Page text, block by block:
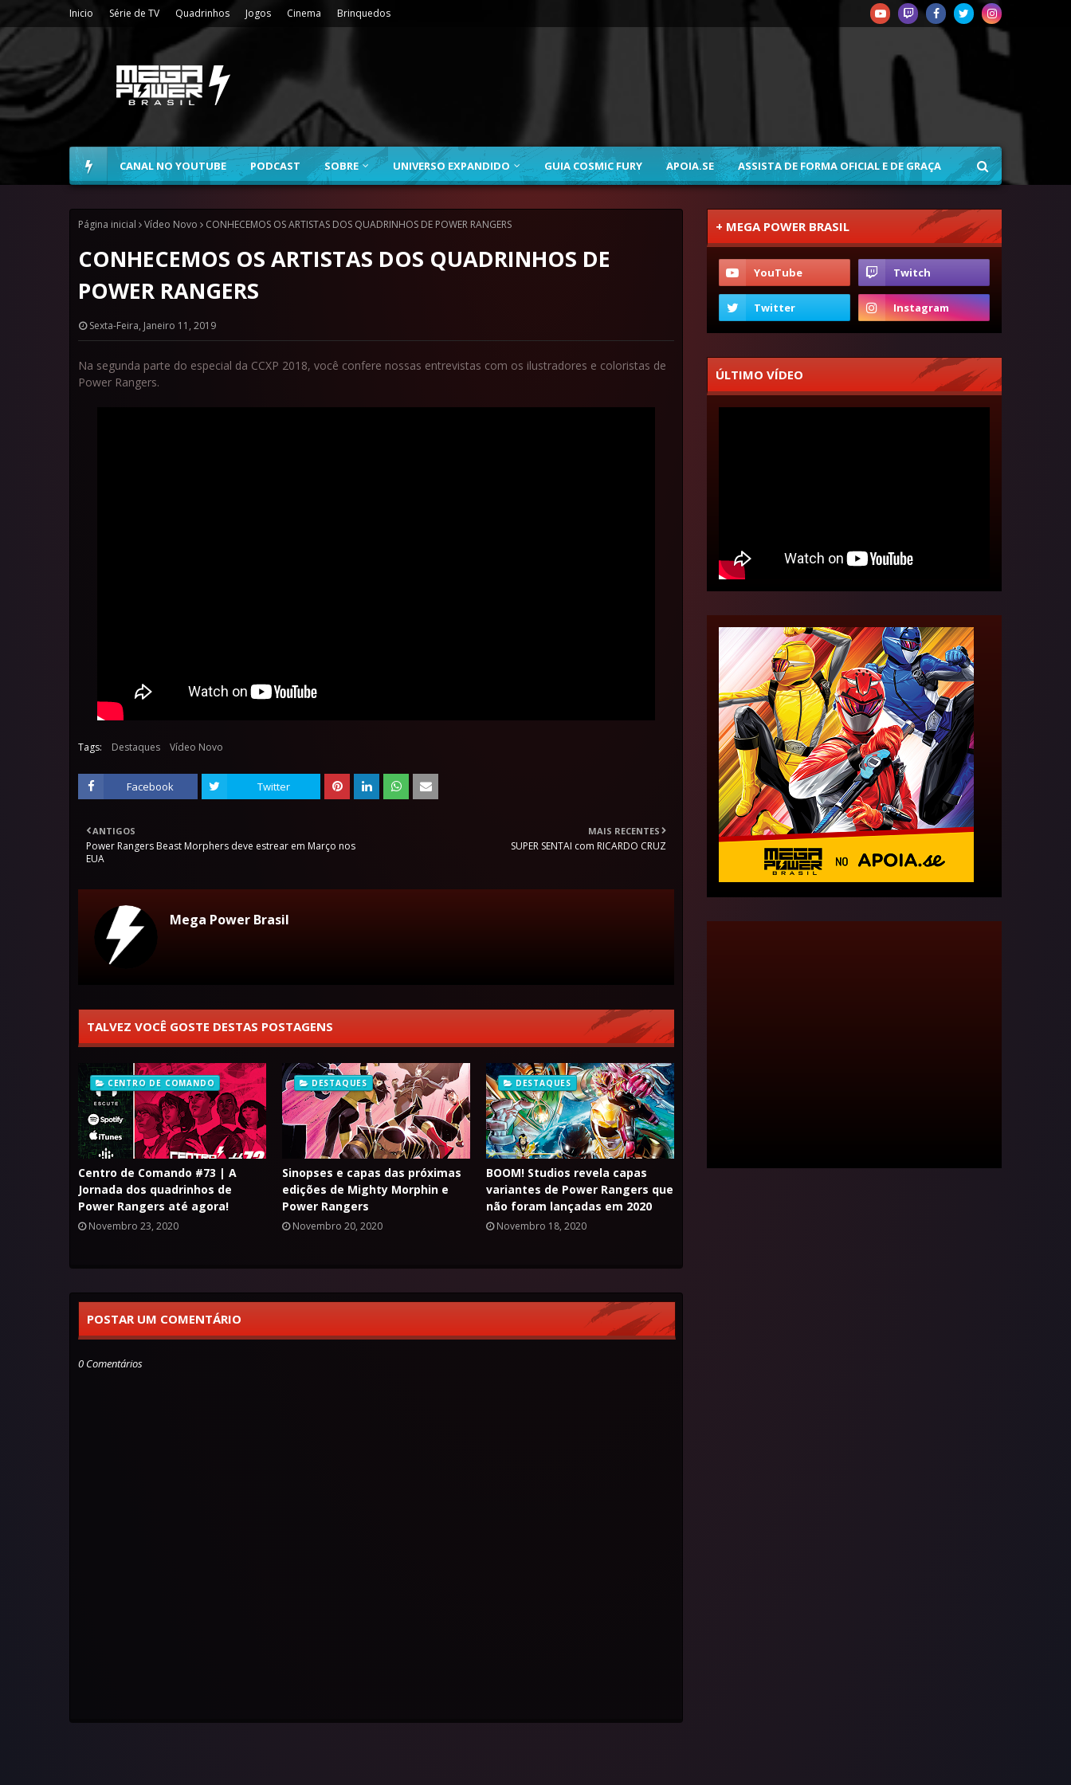
Inicio Série de TV Quadrinhos Jogos Cinema Brinquedos
CANAL NO YOUTUBE PODCAST SOBRE UNIVERSO EXPANDIDO GUIA COSMIC FURY APOIA.SE ASSISTA DE FORMA OFICIAL E DE GRAÇA
Página inicial Vídeo Novo CONHECEMOS OS ARTISTAS DOS QUADRINHOS DE POWER RANGERS
CONHECEMOS OS ARTISTAS DOS QUADRINHOS DE
POWER RANGERS
Sexta-Feira, Janeiro 11, 2019
Na segunda parte do especial da CCXP 2018, você confere nossas entrevistas com os ilustradores e coloristas de
Power Rangers.
Tags: Destaques Vídeo Novo
Facebook Twitter
MAIS RECENTES
SUPER SENTAI com RICARDO CRUZ
ANTIGOS
Power Rangers Beast Morphers deve estrear em Março nos
EUA
Mega Power Brasil
TALVEZ VOCÊ GOSTE DESTAS POSTAGENS
CENTRO DE COMANDO
Centro de Comando #73 | A
Jornada dos quadrinhos de
Power Rangers até agora!
Novembro 23, 2020
DESTAQUES
Sinopses e capas das próximas
edições de Mighty Morphin e
Power Rangers
Novembro 20, 2020
DESTAQUES
BOOM! Studios revela capas
variantes de Power Rangers que
não foram lançadas em 2020
Novembro 18, 2020
POSTAR UM COMENTÁRIO
0 Comentários
+ MEGA POWER BRASIL
ÚLTIMO VÍDEO